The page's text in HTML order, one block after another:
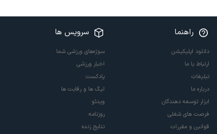
راهنما
دانلود اپلیکیشن
ارتباط با ما
تبلیغات
درباره ما
ابزار توسعه دهندگان
فرصت های شغلی
قوانین و مقررات
سرویس ها
سوژه‌های ورزشی شما
اخبار ورزشی
پادکست
لیگ ها و رقابت ها
ویدئو
روزنامه
نتایج زنده